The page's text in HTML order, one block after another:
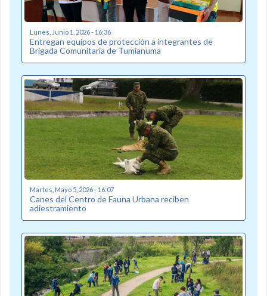
Lunes, Junio 1, 2026 - 16:36
Entregan equipos de protección a integrantes de
Brigada Comunitaria de Tumianuma
Martes, Mayo 5, 2026 - 16:07
Canes del Centro de Fauna Urbana reciben
adiestramiento